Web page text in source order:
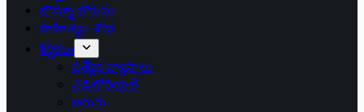
బొమ్మా బొరుసు
సాహిత్యం-శోభ
శీర్షికలు
ప్రత్యేక వ్యాసాలు
ఎడిటోరియల్
అరుగు